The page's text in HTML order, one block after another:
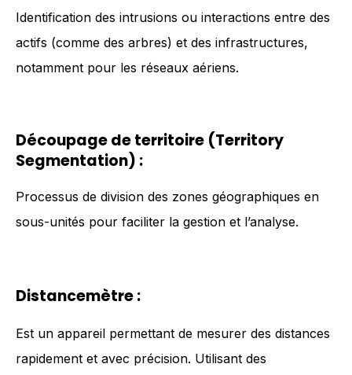
Identification des intrusions ou interactions entre des
actifs (comme des arbres) et des infrastructures,
notamment pour les réseaux aériens.
Découpage de territoire (Territory
Segmentation) :
Processus de division des zones géographiques en
sous-unités pour faciliter la gestion et l’analyse.
Distancemètre :
Est un appareil permettant de mesurer des distances
rapidement et avec précision. Utilisant des